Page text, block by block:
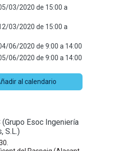
03/2020 de 15:00 a
03/2020 de 15:00 a
06/2020 de 9:00 a 14:00
06/2020 de 9:00 a 14:00
al calendario
(Grupo Esoc Ingeniería
S.L.)